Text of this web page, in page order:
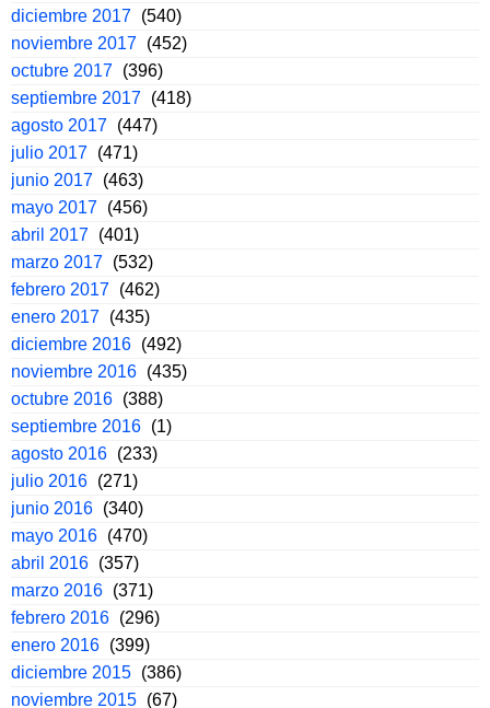
diciembre 2017 (540)
noviembre 2017 (452)
octubre 2017 (396)
septiembre 2017 (418)
agosto 2017 (447)
julio 2017 (471)
junio 2017 (463)
mayo 2017 (456)
abril 2017 (401)
marzo 2017 (532)
febrero 2017 (462)
enero 2017 (435)
diciembre 2016 (492)
noviembre 2016 (435)
octubre 2016 (388)
septiembre 2016 (1)
agosto 2016 (233)
julio 2016 (271)
junio 2016 (340)
mayo 2016 (470)
abril 2016 (357)
marzo 2016 (371)
febrero 2016 (296)
enero 2016 (399)
diciembre 2015 (386)
noviembre 2015 (67)